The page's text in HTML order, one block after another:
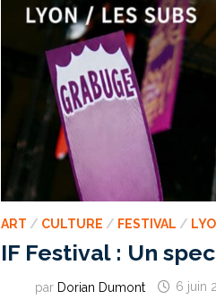
ART / CULTURE / FESTIVAL /
IF Festival : Un
par Dorian Dumont 6 juin